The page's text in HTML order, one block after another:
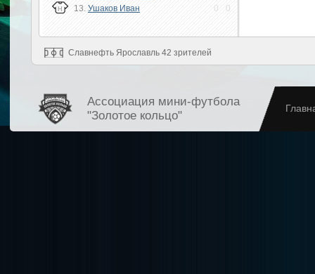
Н 13. Ушаков Иван 0 0
Славнефть Ярославль 42 зрителей
Ассоциация мини-футбола
"Золотое кольцо"